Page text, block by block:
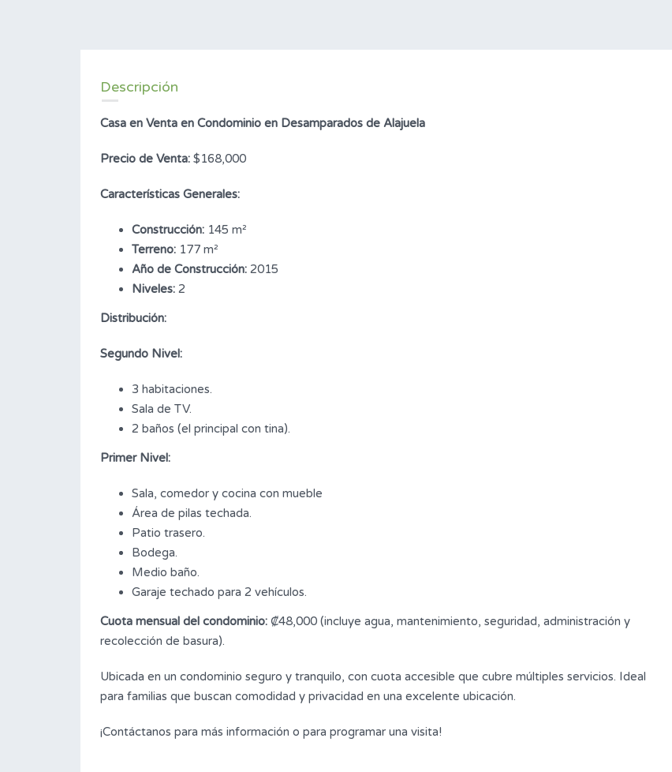
Descripción
Casa en Venta en Condominio en Desamparados de Alajuela
Precio de Venta: $168,000
Características Generales:
Construcción: 145 m²
Terreno: 177 m²
Año de Construcción: 2015
Niveles: 2
Distribución:
Segundo Nivel:
3 habitaciones.
Sala de TV.
2 baños (el principal con tina).
Primer Nivel:
Sala, comedor y cocina con mueble
Área de pilas techada.
Patio trasero.
Bodega.
Medio baño.
Garaje techado para 2 vehículos.
Cuota mensual del condominio: ₡48,000 (incluye agua, mantenimiento, seguridad, administración y
recolección de basura).
Ubicada en un condominio seguro y tranquilo, con cuota accesible que cubre múltiples servicios. Ideal
para familias que buscan comodidad y privacidad en una excelente ubicación.
¡Contáctanos para más información o para programar una visita!